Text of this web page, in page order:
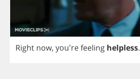
Right now, you'refeeling helpless.